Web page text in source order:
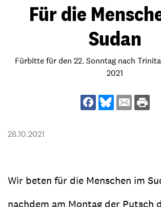
Für die
Sudan
Fürbitte für den 22. Sonntag nach
2021
28.10.2021
Wir beten für die Menschen im
nachdem am Montag der Putsch